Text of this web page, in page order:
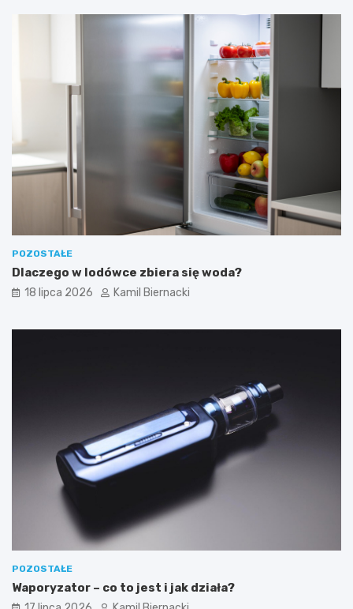
POZOSTAŁE
Dlaczego w lodówce zbiera się woda?
18 lipca 2026 Kamil Biernacki
POZOSTAŁE
Waporyzator – co to jest i jak działa?